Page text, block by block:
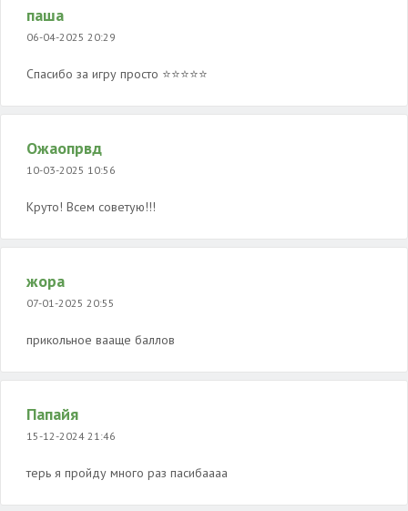
паша
06-04-2025 20:29
Спасибо за игру просто ⭐⭐⭐⭐⭐
Ожаопрвд
10-03-2025 10:56
Круто! Всем советую!!!
жора
07-01-2025 20:55
прикольное вааще баллов
Папайя
15-12-2024 21:46
терь я пройду много раз пасибаааа